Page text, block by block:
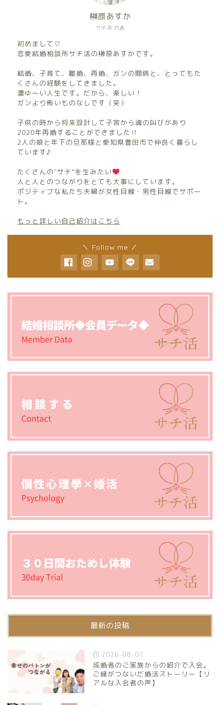
サチ活 代表
榊原あすか
初めまして♡
恋愛結婚相談所サチ活の榊原あすかです。
結婚、子育て、離婚、再婚、ガンの闘病と、とってもた
くさんの経験をしてきました。
濃ゆ〜い人生です。だから、楽しい！
ガンより怖いものなしです（笑）
子供の時から将来設計して子宮から魂の叫びがあり
2020年再婚することができました‼︎
2人の娘と年下の旦那様と愛知県豊田市で仲良く暮らし
ています♪
たくさんの″サチ”を生みたい
人と人とのつながりをとても大事にしています。
ポジティブな私たち夫婦が女性目線・男性目線でサポー
ト。
もっと詳しい自己紹介はこちら
＼ Follow me ／
最新の投稿
2026-08-07
成婚者のご家族からの紹介で入会。
ご縁がつないだ婚活ストーリー【リ
アルな入会者の声】